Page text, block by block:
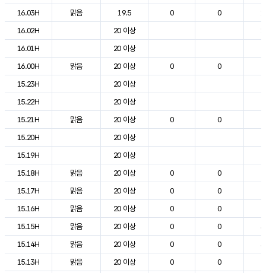
16.03H
맑음 19.5 0 0
16.02H
20 이상
16.01H
20 이상
16.00H
맑음 20 이상 0 0
15.23H
20 이상
15.22H
20 이상
15.21H
맑음 20 이상 0 0
15.20H
20 이상
15.19H
20 이상
15.18H
맑음 20 이상 0 0
15.17H
맑음 20 이상 0 0
15.16H
맑음 20 이상 0 0
15.15H
맑음 20 이상 0 0
15.14H
맑음 20 이상 0 0
15.13H
맑음 20 이상 0 0